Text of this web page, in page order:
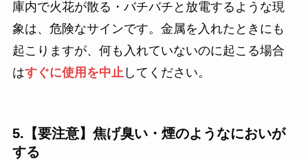
庫内で火花が散る・バチバチと放電するような現
象は、危険なサインです。金属を入れたときにも
起こりますが、何も入れていないのに起こる場合
はすぐに使用を中止してください。
5.【要注意】焦げ臭い・煙のようなにおいが
する